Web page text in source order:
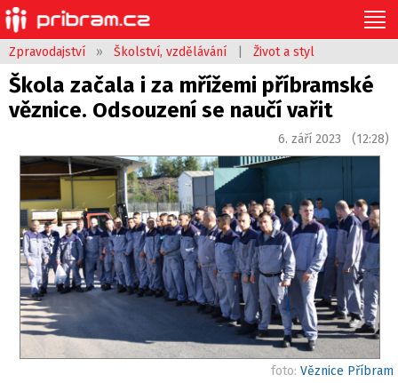
Zpravodajství » Školství, vzdělávání Život a styl
Škola začala i za mřížemi příbramské
věznice. Odsouzení se naučí vařit
6. září 2023 (12:28)
foto: Věznice Příbram